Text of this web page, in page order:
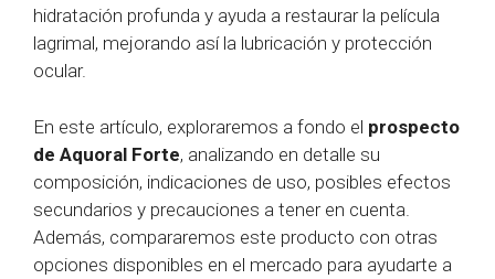
hidratación profunda y ayuda a restaurar la película
lagrimal, mejorando así la lubricación y protección
ocular.
En este artículo, exploraremos a fondo el prospecto
de Aquoral Forte, analizando en detalle su
composición, indicaciones de uso, posibles efectos
secundarios y precauciones a tener en cuenta.
Además, compararemos este producto con otras
opciones disponibles en el mercado para ayudarte a